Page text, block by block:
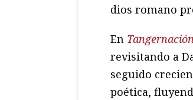
dios romano
En
revisitando a
seguido
poética,